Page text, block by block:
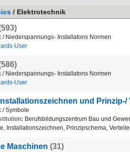
/ Elektrotechnik
/ Niederspannungs- Installatons Normen
User
/ Niederspannungs- Installatons Normen
User
und Prinzip-/
/ Symbole
Berufsbildungszentrum Bau und
Installationszeichnen, Prinzipschema,
Maschinen (31)